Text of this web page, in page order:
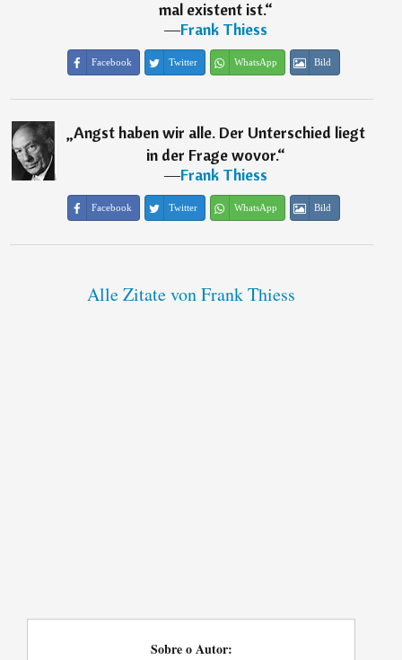
mal existent ist.“
―Frank Thiess
Facebook Twitter WhatsApp Bild
„Angst haben wir alle. Der Unterschied liegt
in der Frage wovor.“
―Frank Thiess
Facebook Twitter WhatsApp Bild
Alle Zitate von Frank Thiess
Sobre o Autor: